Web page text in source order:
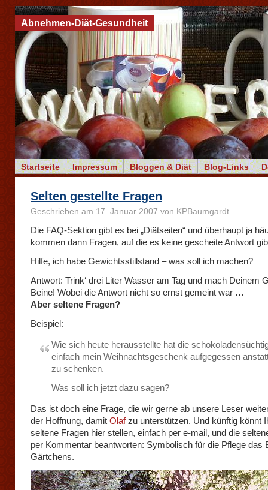
Startseite Impressum Bloggen & Diät Blog-Links
Abnehmen-Diät-Gesundheit
Selten gestellte Fragen
Geschrieben am 17. Januar 2007 von KPBaumgardt
Die FAQ-Sektion gibt es bei „Diätseiten“ und überhaupt ja
kommen dann Fragen, auf die es keine gescheite Antwort
Hilfe, ich habe Gewichtsstillstand – was soll ich machen?
Antwort: Trink‘ drei Liter Wasser am Tag und mach Deinem
Beine! Wobei die Antwort nicht so ernst gemeint war …
Aber seltene Fragen?
Beispiel:
Wie sich heute herausstellte hat die
einfach mein Weihnachtsgeschenk aufgegessen
zu schenken.
Was soll ich jetzt dazu sagen?
Das ist doch eine Frage, die wir gerne ab unsere Leser
der Hoffnung, damit Olafzu unterstützen. Und künftig könnt
seltene Fragen hier stellen, einfach per e-mail, und die
per Kommentar beantworten: Symbolisch für die Pflege das
Gärtchens.